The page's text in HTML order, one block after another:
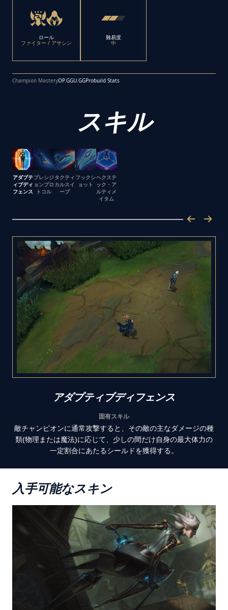
ロール
ファイター / アサシン
難易度
中
Champion MasteryOP.GGU.GGProbuild Stats
スキル
アダプテ
ィブディ
フェンス
プレシジ
ョンプロ
トコル
タクティ
カルスイ
ープ
フックシ
ョット
ヘクステ
ック・ア
ルティメ
イタム
アダプティブディフェンス
固有スキル
敵チャンピオンに通常攻撃すると、その敵の主なダメージの種
類(物理または魔法)に応じて、少しの間だけ自身の最大体力の
一定割合にあたるシールドを獲得する。
入手可能なスキン